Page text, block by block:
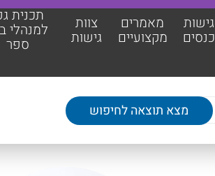
גישות
כנסים
מאמרים
מקצועיים
צוות
גישות
תכנית
למנהלי
ספר
תכנית גפן למנהלי בתי